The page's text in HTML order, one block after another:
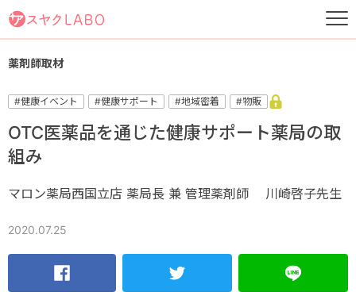
薬剤師取材
#健康イベント #健康サポート #地域密着 #物販
OTC医薬品を通じた健康サポート薬局の取
組み
マロン薬局西国立店 薬局長 兼 管理薬剤師 川崎啓子先生
2020.07.25